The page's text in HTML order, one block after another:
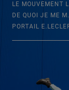
LE MOUVEMENT
DE QUOI JE ME
PORTAIL